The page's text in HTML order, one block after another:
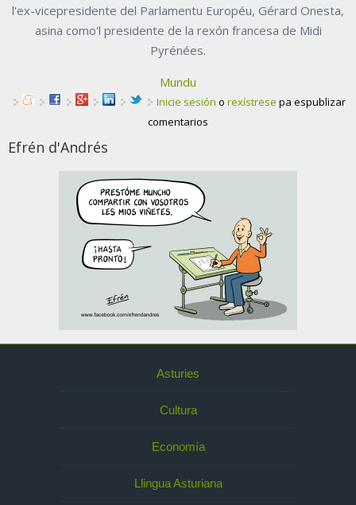
l'ex-vicepresidente del Parlamentu Européu, Gérard Onesta,
asina como'l presidente de la rexón francesa de Midi
Pyrénées.
Mundu
Inicie sesión o rexístrese pa espublizar
comentarios
Efrén d'Andrés
Asturies
Cultura
Economía
Llingua Asturiana